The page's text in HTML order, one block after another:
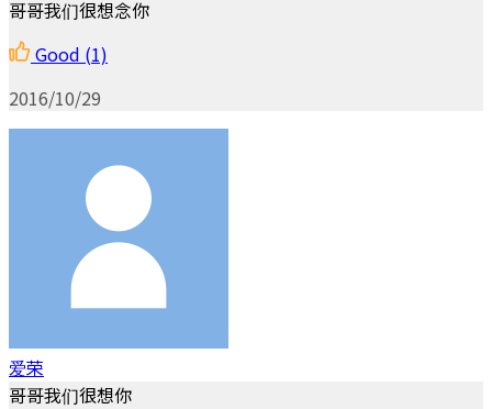
哥哥我们很想念你
Good (1)
2016/10/29
爱荣
哥哥我们很想你